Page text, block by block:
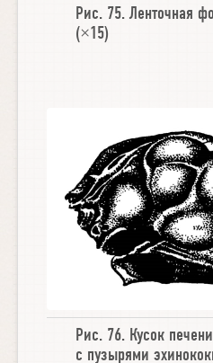
Рис. 75.Ленточная
(×15)
Рис. 76. Кусок
с пузырями